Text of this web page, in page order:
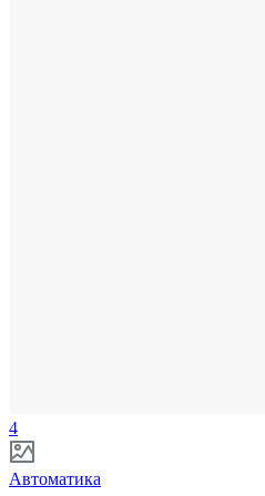
4
Автоматика